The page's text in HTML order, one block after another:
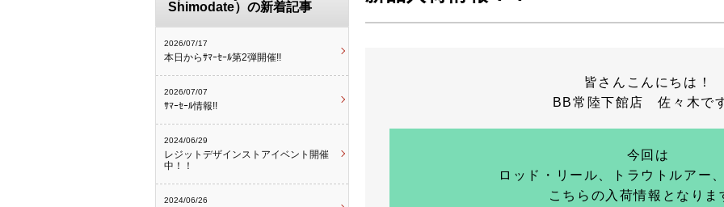
皆さんこんにちは！
BB常陸下館店 佐々木で
今回は
ロッド・リール、トラウトルアー
こちらの入荷情報となりま
Shimodate）の新着記事
2026/07/17
本日からｻﾏｰｾｰﾙ第2弾開催!!
2026/07/07
ｻﾏｰｾｰﾙ情報!!
2024/06/29
レジットデザインストアイベント開催
中！！
2024/06/26